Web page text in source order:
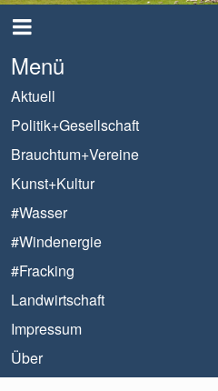
Menü
Aktuell
Politik+Gesellschaft
Brauchtum+Vereine
Kunst+Kultur
#Wasser
#Windenergie
#Fracking
Landwirtschaft
Impressum
Über